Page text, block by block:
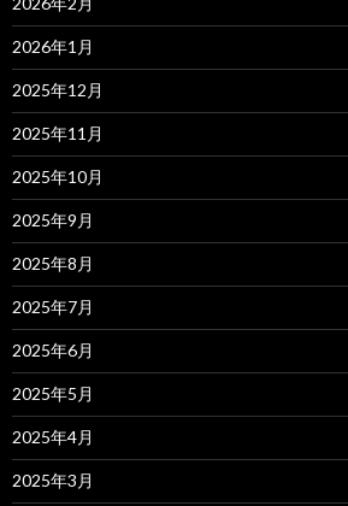
2026年1月
2025年12月
2025年11月
2025年10月
2025年9月
2025年8月
2025年7月
2025年6月
2025年5月
2025年4月
2025年3月